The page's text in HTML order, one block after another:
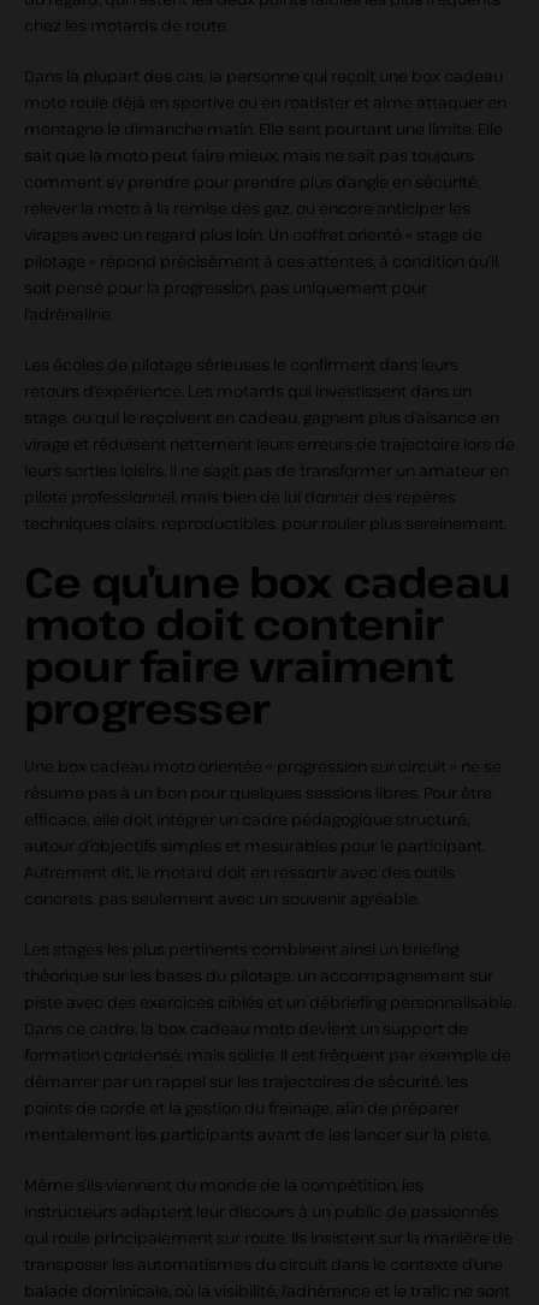
chez les motards de route.
Dans la plupart des cas, la personne qui reçoit une box cadeau
moto roule déjà en sportive ou en roadster et aime attaquer en
montagne le dimanche matin. Elle sent pourtant une limite. Elle
sait que la moto peut faire mieux, mais ne sait pas toujours
comment s’y prendre pour prendre plus d’angle en sécurité,
relever la moto à la remise des gaz, ou encore anticiper les
virages avec un regard plus loin. Un coffret orienté « stage de
pilotage » répond précisément à ces attentes, à condition qu’il
soit pensé pour la progression, pas uniquement pour
l’adrénaline.
Les écoles de pilotage sérieuses le confirment dans leurs
retours d’expérience. Les motards qui investissent dans un
stage, ou qui le reçoivent en cadeau, gagnent plus d’aisance en
virage et réduisent nettement leurs erreurs de trajectoire lors de
leurs sorties loisirs. Il ne s’agit pas de transformer un amateur en
pilote professionnel, mais bien de lui donner des repères
techniques clairs, reproductibles, pour rouler plus sereinement.
Ce qu’une box cadeau
moto doit contenir
pour faire vraiment
progresser
Une box cadeau moto orientée « progression sur circuit » ne se
résume pas à un bon pour quelques sessions libres. Pour être
efficace, elle doit intégrer un cadre pédagogique structuré,
autour d’objectifs simples et mesurables pour le participant.
Autrement dit, le motard doit en ressortir avec des outils
concrets, pas seulement avec un souvenir agréable.
Les stages les plus pertinents combinent ainsi un briefing
théorique sur les bases du pilotage, un accompagnement sur
piste avec des exercices ciblés et un débriefing personnalisable.
Dans ce cadre, la box cadeau moto devient un support de
formation condensé, mais solide. Il est fréquent par exemple de
démarrer par un rappel sur les trajectoires de sécurité, les
points de corde et la gestion du freinage, afin de préparer
mentalement les participants avant de les lancer sur la piste.
Même s’ils viennent du monde de la compétition, les
instructeurs adaptent leur discours à un public de passionnés
qui roule principalement sur route. Ils insistent sur la manière de
transposer les automatismes du circuit dans le contexte d’une
balade dominicale, où la visibilité, l’adhérence et le trafic ne sont